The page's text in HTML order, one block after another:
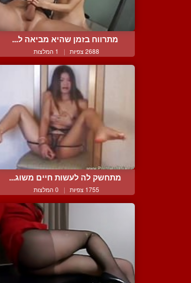
מתרווח בזמן שהיא מביאה ל...
2688 צפיות | 1 המלצות
מתחשק לה לעשות חיים משוג...
1755 צפיות | 0 המלצות